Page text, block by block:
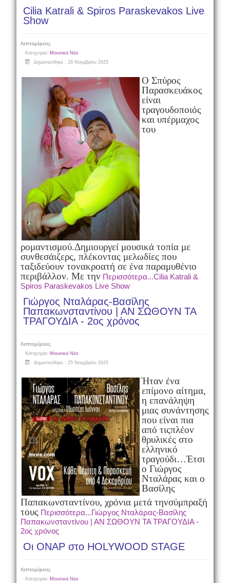
Cilia Katrali & Spiros Paraskevakos Live
Show
Λεπτομέρειες
Κατηγορία: Μουσικά Νέα
Δημοσιεύθηκε : 28 Νοεμβρίου 2025
Ο Σπύρος
Παρασκευάκος
είναι
τραγουδοποιός
και υπέρμαχος
του
ρομαντισμού.Δημιουργεί μουσικά τοπία με
συνθεσάιζερς, πλέκοντας μελωδίες που
ταξιδεύουν τονακροατή σε ένα παραμυθένιο
περιβάλλον. Με την Περισσότερα...Cilia Katrali &
Spiros Paraskevakos Live Show
Γιώργος Νταλάρας-Βασίλης
Παπακωνσταντίνου | ΑΝ ΣΩΘΟΥΝ ΤΑ
ΤΡΑΓΟΥΔΙΑ - 2ος χρόνος
Λεπτομέρειες
Κατηγορία: Μουσικά Νέα
Δημοσιεύθηκε : 25 Νοεμβρίου 2025
Ήταν ένα
επίμονο αίτημα,
η επανάληψη
μιας συνάντησης
που είναι πια
από τιςπλέον
θρυλικές στο
ελληνικό
τραγούδι…Έτσι
o Γιώργος
Νταλάρας και ο
Βασίλης
Παπακωνσταντίνου, χρόνια μετά τηνσύμπραξή
τους Περισσότερα...Γιώργος Νταλάρας-Βασίλης
Παπακωνσταντίνου | ΑΝ ΣΩΘΟΥΝ ΤΑ ΤΡΑΓΟΥΔΙΑ -
2ος χρόνος
Οι ΟΝΑΡ στο HOLYWOOD STAGE
Λεπτομέρειες
Κατηγορία: Μουσικά Νέα